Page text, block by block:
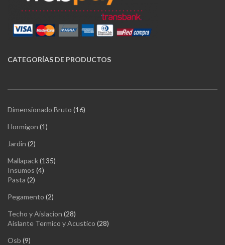
CATEGORÍAS DE PRODUCTOS
Dimensionado Bruto 1616
Hormigon 11
Jardin 22
Mallapack 135135
Insumos 44
Pasta 22
Pegamento 22
Techo y Aislacion 2828
productos
Aislante Termico y Acustico 2828
Osb 99